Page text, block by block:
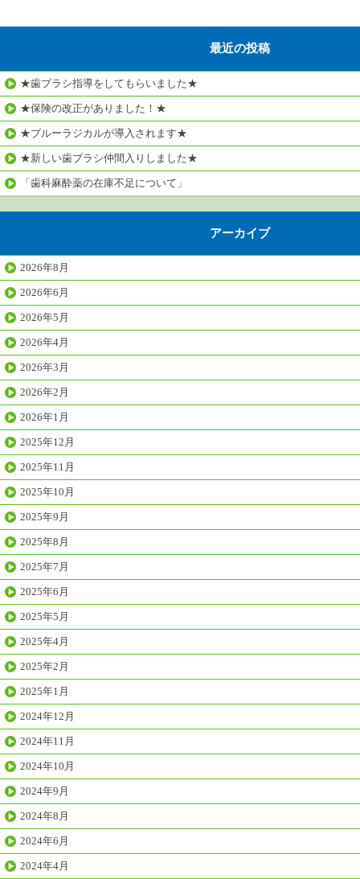
最近の投稿
★歯ブラシ指導をしてもらいました★
★保険の改正がありました！★
★ブルーラジカルが導入されます★
★新しい歯ブラシ仲間入りしました★
「歯科麻酔薬の在庫不足について」
アーカイブ
2026年8月
2026年6月
2026年5月
2026年4月
2026年3月
2026年2月
2026年1月
2025年12月
2025年11月
2025年10月
2025年9月
2025年8月
2025年7月
2025年6月
2025年5月
2025年4月
2025年2月
2025年1月
2024年12月
2024年11月
2024年10月
2024年9月
2024年8月
2024年6月
2024年4月